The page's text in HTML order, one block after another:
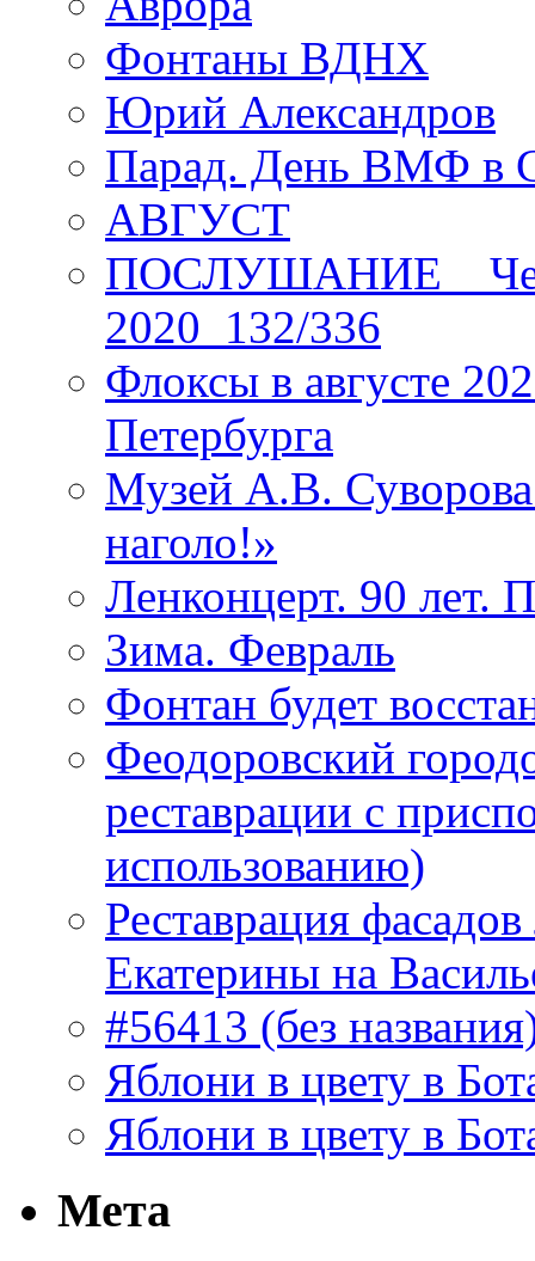
Фонтаны ВДНХ
Юрий Александров
Парад. День ВМФ в
АВГУСТ
ПОСЛУШАНИЕ _
2020_132/336
Флоксы в августе
Петербурга
Музей А.В.
наголо!»
Ленконцерт. 90 лет.
Зима. Февраль
Фонтан будет
Феодоровский
реставрации с
использованию)
Реставрация
Екатерины на
#56413 (без
Яблони в цвету в
Яблони в цвету в
Мета